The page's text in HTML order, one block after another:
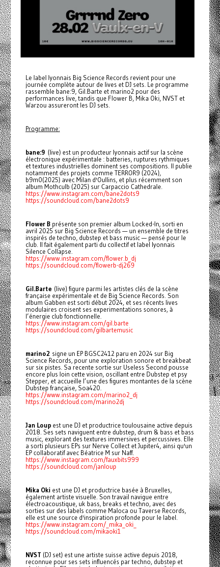
Le label lyonnais Big Science Records revient pour une
journée complète autour de lives et DJ sets. Le programme
rassemble bane:9, Gil.Barte et marino2 pour des
performances live, tandis que Flower B, Mika Oki, NVST et
Warzou assureront les DJ sets.
Programme:
bane:9 (live) est un producteur lyonnais actif sur la scène
électronique expérimentale : batteries, ruptures rythmiques
et textures industrielles dominent ses compositions. Il publie
notamment des projets comme TERROR9 (2024),
b9m0(2025) avec Milan d'Oullins, et plus récemment son
album Mothculb (2025) sur Carpaccio Cathedrale.
https://www.instagram.com/bane2dots9
https://soundcloud.com/bane2dots9
Flower B présente son premier album Locked-In, sorti en
avril 2025 sur Big Science Records — un ensemble de titres
inspirés de techno, dubstep et bass music — pensé pour le
club. Il fait également parti du collectif et label lyonnais
Silence Collapse.
https://www.instagram.com/flower.b_dj
https://soundcloud.com/flowerb-dj269
Gil.Barte(live) figure parmi les artistes clés de la scène
française expérimentale et de Big Science Records. Son
album Gabben est sorti début 2024, et ses récents lives
modulaires croisent ses experimentations sonores, à
l’énergie club fonctionnelle.
https://www.instagram.com/gil.barte
https://soundcloud.com/gilbartemusic
marino2signe un EP BGSC2412 paru en 2024 sur Big
Science Records, pour une exploration sonore et breakbeat
sur six pistes. Sa recente sortie sur Useless Second pousse
encore plus loin cette vision, oscillant entre Dubstep et psy
Stepper, et accueille l’une des figures montantes de la scène
Dubstep française, Soa420.
https://www.instagram.com/marino2_dj
https://soundcloud.com/marino2dj
Jan Loupest une DJ et productrice toulousaine active depuis
2018. Ses sets naviguent entre dubstep, drum & bass et bass
music, explorant des textures immersives et percussives. Elle
a sorti plusieurs EPs sur Nerve Collect et Jupiter4, ainsi qu'un
EP collaboratif avec Béatrice M sur Naff.
https://www.instagram.com/fauxbits999
https://soundcloud.com/janloup
Mika Oki est une DJ et productrice basée à Bruxelles,
également artiste visuelle. Son travail navigue entre
électroacoustique, uk bass, breaks et techno, avec des
sorties sur des labels comme Maloca ou Taverse Records,
elle est une source d'inspiration profonde pour le label.
https://www.instagram.com/_mika_oki_
https://soundcloud.com/mikaoki1
NVST (DJ set) est une artiste suisse active depuis 2018,
reconnue pour ses sets influencés par techno, dubstep et